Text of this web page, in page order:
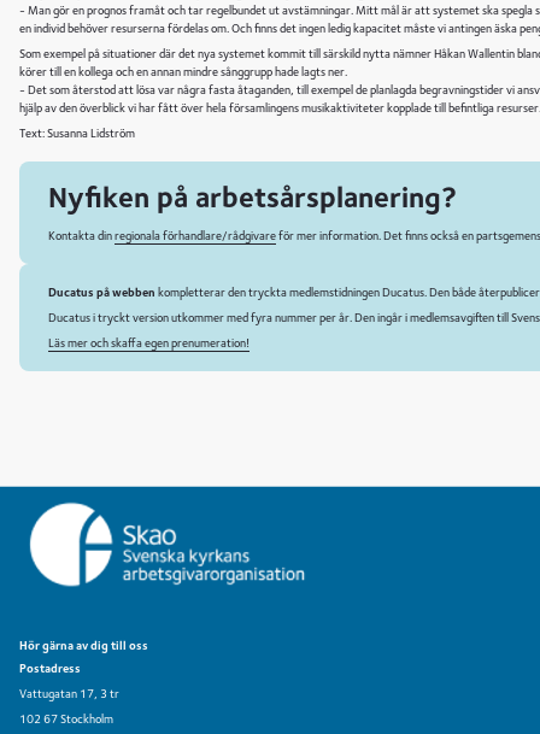
- Man gör en prognos framåt och tar regelbundet ut avstämningar. Mitt mål är att systemet ska
en individ behöver resurserna fördelas om. Och finns det ingen ledig kapacitet måste vi antingen
Som exempel på situationer där det nya systemet kommit till särskild nytta nämner Håkan Wallentin
körer till en kollega och en annan mindre sånggrupp hade lagts ner.
- Det som återstod att lösa var några fasta åtaganden, till exempel de planlagda begravningstider vi
hjälp av den överblick vi har fått över hela församlingens musikaktiviteter kopplade till befintliga
Text: Susanna Lidström
Nyfiken på arbetsårsplanering?
Kontakta dinregionala förhandlare/rådgivareför mer information. Det finns också en
Ducatus på webben kompletterar den tryckta medlemstidningen Ducatus. Den både
Ducatus i tryckt version utkommer med fyra nummer per år. Den ingår i medlemsavgiften till
Läs mer och skaffa egen prenumeration!
Hör gärna av dig till oss
Postadress
Vattugatan 17, 3 tr
102 67 Stockholm